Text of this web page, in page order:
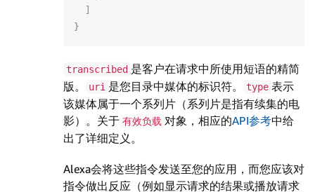
}
transcribed 是客户在请求中所使用短语的精简
版。
uri 是您目录中媒体的标识符。 type 表示
该媒体属于一个系列片（系列片是指有续集的电
影）。关于 有效负载 对象，相应的API参考中给
出了详细定义。
Alexa会将这些指令发送至您的应用，而您应该对
指令做出反应（例如显示请求的结果或播放请求